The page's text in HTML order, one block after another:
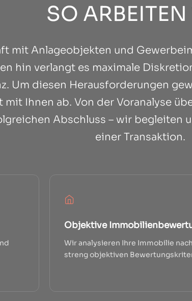
SO
mit Anlageobjekten und
hin verlangt es maximale
Um diesen Herausforderungen
Ihnen ab. Von der Voranalyse
Abschluss – wir begleiten
einer Transaktion.
Objektive
Wir analysieren Ihre Immobilie nach
streng objektiven